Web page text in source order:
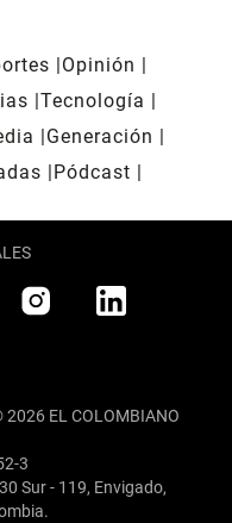
Opinión
Tecnología
Generación
Pódcast
2026 EL COLOMBIANO
3
Sur - 119, Envigado,